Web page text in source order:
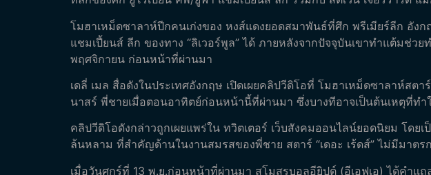
โมฮาเหม็ดซาลาห์ปีกคนเก่งของ หงส์แดงยอดสมาพันธ์ที่ศึก พรีเมียร์ลีก อั
แชมเปี้ยนส์ ลีก ของทาง “ลิเวอร์พูล” ได้ ภายหลังจากปัจจุบันเขาทำแต้มช่
พฤศจิกายน ก่อนหน้าที่ผ่านมา
เดลี่ เมล สื่อดังในประเทศอังกฤษ เปิดเผยคลิปวีดิโอที่ โมฮาเหม็ดซาลาห์สต
นาสร์ พี่ชายเมื่อตอนอาทิตย์ก่อนหน้านี้ที่ผ่านมา ซึ่งบางทีอาจเป็นต้นเหตุที่ทำ
คลิปวีดิโอดังกล่าวถูกเผยแพร่ใน ทวิตเตอร์ เว็บสังคมออนไลน์ยอดนิยม โด
ล้นหลาม ที่สำคัญด้านในงานสมรสของพี่ชาย สตาร์ “เดอะ เร้ดส์” ไม่มีมาตร
เมื่อวันศุกร์ที่ 13 พ.ย.ก่อนหน้าที่ผ่านมา สโมสรบอลอียิปต์ (อีเอฟเอ) ได้คำแ